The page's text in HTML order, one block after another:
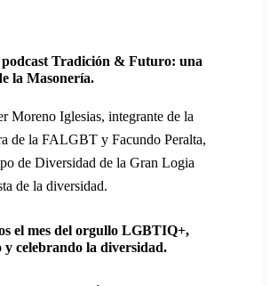
podcast Tradición & Futuro: una
la Masonería.
Moreno Iglesias, integrante de la
de la FALGBT y Facundo Peralta,
de Diversidad de la Gran Logia
de la diversidad.
el mes del orgullo LGBTIQ+,
y celebrando la diversidad.